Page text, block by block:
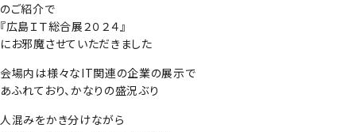
のご紹介で
『広島ＩＴ総合展２０２４』
にお邪魔させていただきました
会場内は様々なIT関連の企業の展示で
あふれており、かなりの盛況ぶり
人混みをかき分けながら